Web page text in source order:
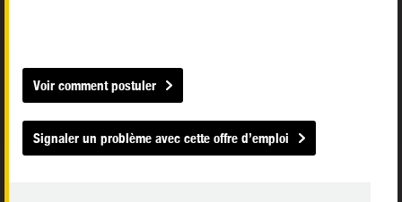
Voir comment postuler
Signaler un problème avec cette offre d’emploi